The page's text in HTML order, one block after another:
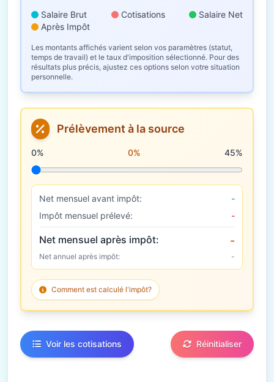
Salaire Brut Cotisations
Salaire Net
Après Impôt
Les montants affichés varient selon vos paramètres (statut,
temps de travail) et le taux d'imposition sélectionné. Pour des
résultats plus précis, ajustez ces options selon votre situation
personnelle.
Prélèvement à la source
Taux de prélèvement à la source
0% 0% 45%
Net mensuel avant impôt:
-
Impôt mensuel prélevé:
-
Net mensuel après impôt: -
Net annuel après impôt: -
Comment est calculé l'impôt?
Voir les cotisations Réinitialiser